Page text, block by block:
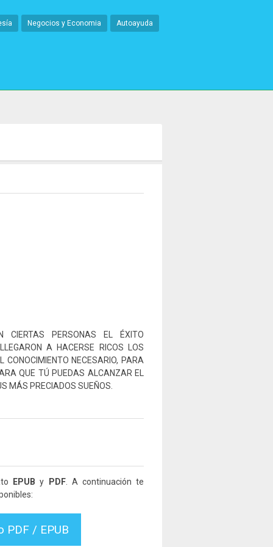
Negocios y Economia Autoayuda
CIERTAS PERSONAS EL ÉXITO
A HACERSE RICOS LOS
NECESARIO, PARA
QUE TÚ PUEDAS ALCANZAR EL
MÁS PRECIADOS SUEÑOS.
EPUB y PDF. A continuación te
PDF / EPUB